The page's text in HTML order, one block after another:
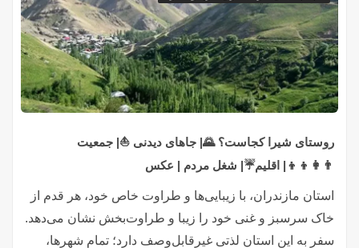
روستای شیرا کجاست؟ 🌄| جاهای دیدنی ⛵| جمعیت
👨‍👩‍👦‍👦| اقلیم☔| شغل مردم | عکس
استان مازندران، با زیبایی‌ها و طراوت خاص خود، هر قدم از
خاک سرسبز و غنی خود را زیبا و طراوت‌بخش نشان می‌دهد.
سفر به این استان لذتی غیرقابل‌وصف دارد؛ تمام شهرها،